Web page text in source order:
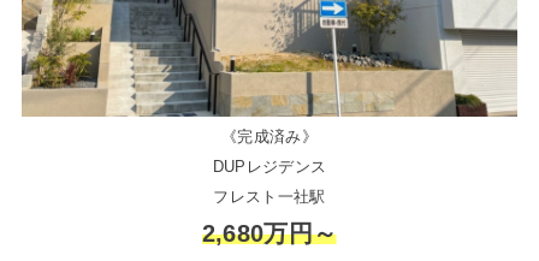
《完成済み》
DUPレジデンス
フレスト一社駅
2,680万円～